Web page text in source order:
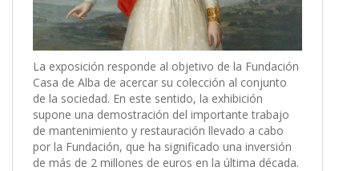
La exposición responde al objetivo de la Fundación
Casa de Alba de acercar su colección al conjunto
de la sociedad. En este sentido, la exhibición
supone una demostración del importante trabajo
de mantenimiento y restauración llevado a cabo
por la Fundación, que ha significado una inversión
de más de 2 millones de euros en la última década.